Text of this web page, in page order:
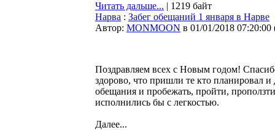
Читать дальше... | 1219 байт
Нарва : Забег обещаний 1 января в Нарве
Автор: MONMOON в 01/01/2018 07:20:00
Поздравляем всех с Новым годом!
здорово, что пришли те кто планировал
обещания и пробежать, пройти,
исполнились бы с легкостью.
Далее...